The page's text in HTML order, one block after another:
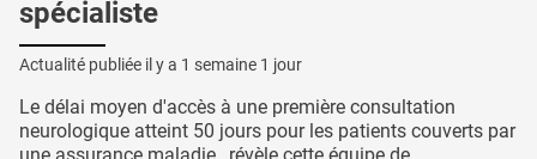
spécialiste
Actualité publiée il y a 1 semaine 1 jour
Le délai moyen d'accès à une première consultation
neurologique atteint 50 jours pour les patients couverts par